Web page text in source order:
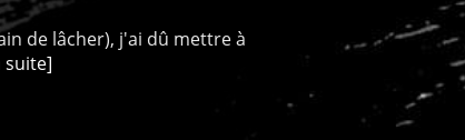
de lâcher), j'ai dû mettre à
suite]